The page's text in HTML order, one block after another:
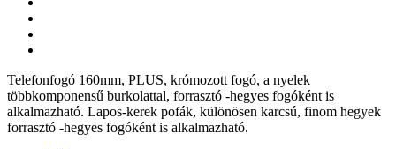
Telefonfogó 160mm, PLUS, krómozott fogó, a nyelek
többkomponensű burkolattal, forrasztó -hegyes fogóként is
alkalmazható. Lapos-kerek pofák, különösen karcsú, finom hegyek
forrasztó -hegyes fogóként is alkalmazható.